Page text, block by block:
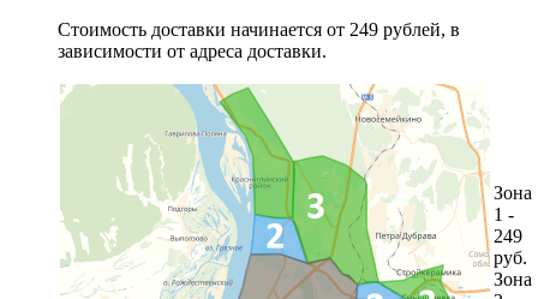
Стоимость доставки начинается от 249 рублей, в
зависимости от адреса доставки.
Зона
1 -
249
руб.
Зона